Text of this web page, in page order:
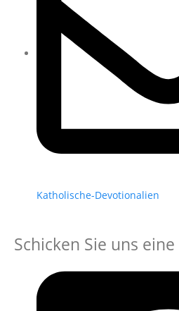
Katholische-Devotionalien
Schicken Sie uns eine